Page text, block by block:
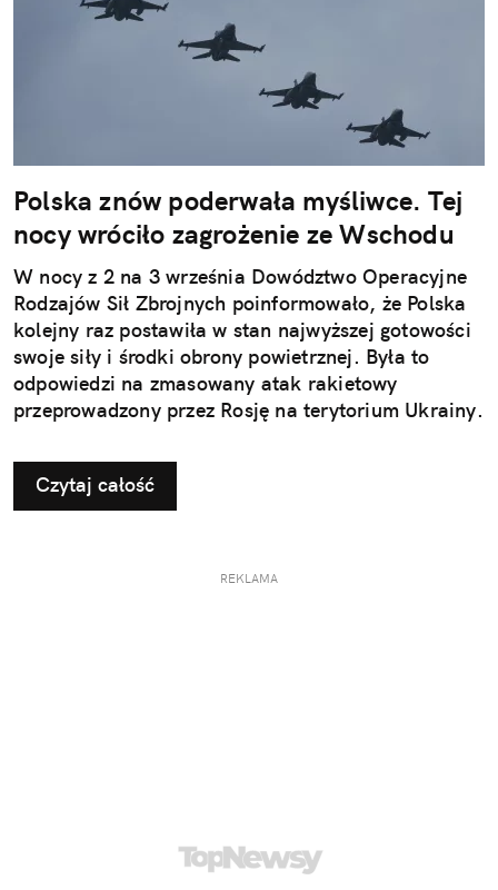
Polska znów poderwała myśliwce. Tej
nocy wróciło zagrożenie ze Wschodu
W nocy z 2 na 3 września Dowództwo Operacyjne
Rodzajów Sił Zbrojnych poinformowało, że Polska
kolejny raz postawiła w stan najwyższej gotowości
swoje siły i środki obrony powietrznej. Była to
odpowiedzi na zmasowany atak rakietowy
przeprowadzony przez Rosję na terytorium Ukrainy.
Czytaj całość
REKLAMA